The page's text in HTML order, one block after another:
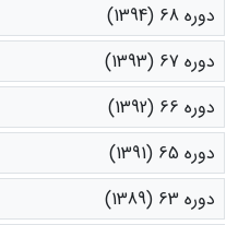
دوره 68 (1394)
دوره 67 (1393)
دوره 66 (1392)
دوره 65 (1391)
دوره 63 (1389)